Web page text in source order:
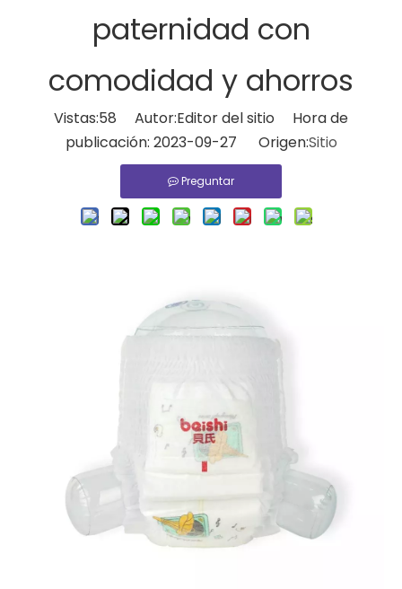
paternidad con
comodidad y ahorros
Vistas:58 Autor:Editor del sitio Hora de
publicación: 2023-09-27 Origen:Sitio
Preguntar